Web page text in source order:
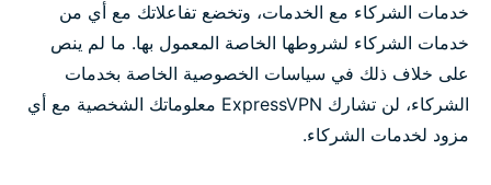
خدمات الشركاء مع الخدمات، وتخضع تفاعلاتك مع أي من
خدمات الشركاء لشروطها الخاصة المعمول بها. ما لم ينص
على خلاف ذلك في سياسات الخصوصية الخاصة بخدمات
الشركاء، لن تشارك ExpressVPN معلوماتك الشخصية مع أي
مزود لخدمات الشركاء.